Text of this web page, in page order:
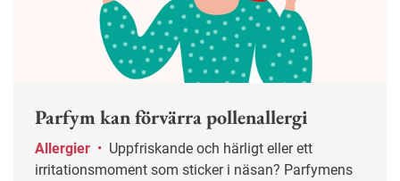
Parfym kan förvärra pollenallergi
Allergier •
irritationsmoment som sticker i näsan? Parfymens